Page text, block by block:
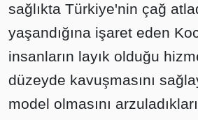
sağlıkta Türkiye'nin çağ
yaşandığına işaret eden
insanların layık olduğu
düzeyde kavuşmasını
model olmasını